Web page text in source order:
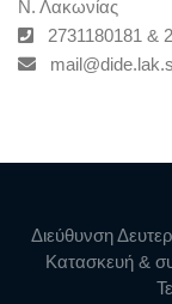
Ν. Λακωνίας
2731180181 &
Διεύθυνση
Κατασκευή &